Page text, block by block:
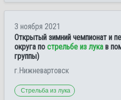
3 ноября 2021
Открытый зимний чемпионат и
округа по стрельбе из лука в
группы)
г.Нижневартовск
Стрельба из лука